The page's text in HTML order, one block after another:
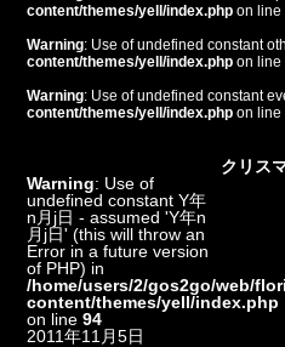
content/themes/yell/index.php on line
Warning: Use of undefined constant
content/themes/yell/index.php on line
Warning: Use of undefined constant
content/themes/yell/index.php on line
Warning: Use of
undefined constant Y年
n月j日 - assumed 'Y年n
月j日' (this will throw an
Error in a future version
of PHP) in
/home/users/2/gos2go/web/
content/themes/yell/index.php
on line94
2011年11月5日
クリス